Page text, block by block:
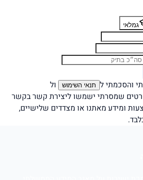
גמלאי
והסכמתי ל תנאי השימוש ול
שמסרתי ישמשו ליצירת קשר בקשר
ומידע מאתנו או מצדדים שלישיים,